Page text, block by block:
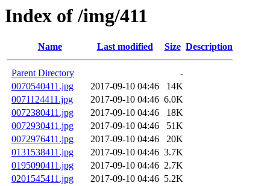
Index of /img/411
Name Last modified Size Description
Parent Directory
-
0070540411.jpg
2017-09-10 04:46
14K
0071124411.jpg
2017-09-10 04:46 6.0K
0072380411.jpg
2017-09-10 04:46
18K
0072930411.jpg
2017-09-10 04:46
51K
0072976411.jpg
2017-09-10 04:46
20K
0131538411.jpg
2017-09-10 04:46 3.7K
0195090411.jpg
2017-09-10 04:46 2.7K
0201545411.jpg
2017-09-10 04:46 5.2K